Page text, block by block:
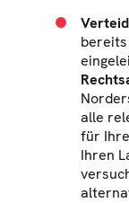
alle
für
Ihren